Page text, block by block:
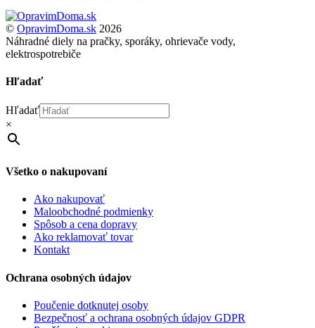
Back
To
Top
© OpravimDoma.sk 2026
Náhradné diely na pračky, sporáky, ohrievače vody,
elektrospotrebiče
Hľadať
Hľadať
×
Všetko o nakupovaní
Ako nakupovať
Maloobchodné podmienky
Spôsob a cena dopravy
Ako reklamovať tovar
Kontakt
Ochrana osobných údajov
Poučenie dotknutej osoby
Bezpečnosť a ochrana osobných údajov GDPR